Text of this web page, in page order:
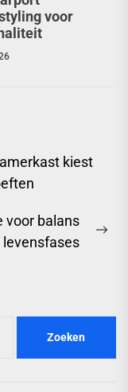
voor
kiest
voor balans
levensfases